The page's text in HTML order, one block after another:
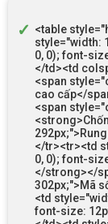
<table
style="width:
0, 0); font-
</td><td
<span
cao cấp</
<span
</tr><tr><td
0, 0); font-
</strong></
302px;">Mã
<td
font-size: